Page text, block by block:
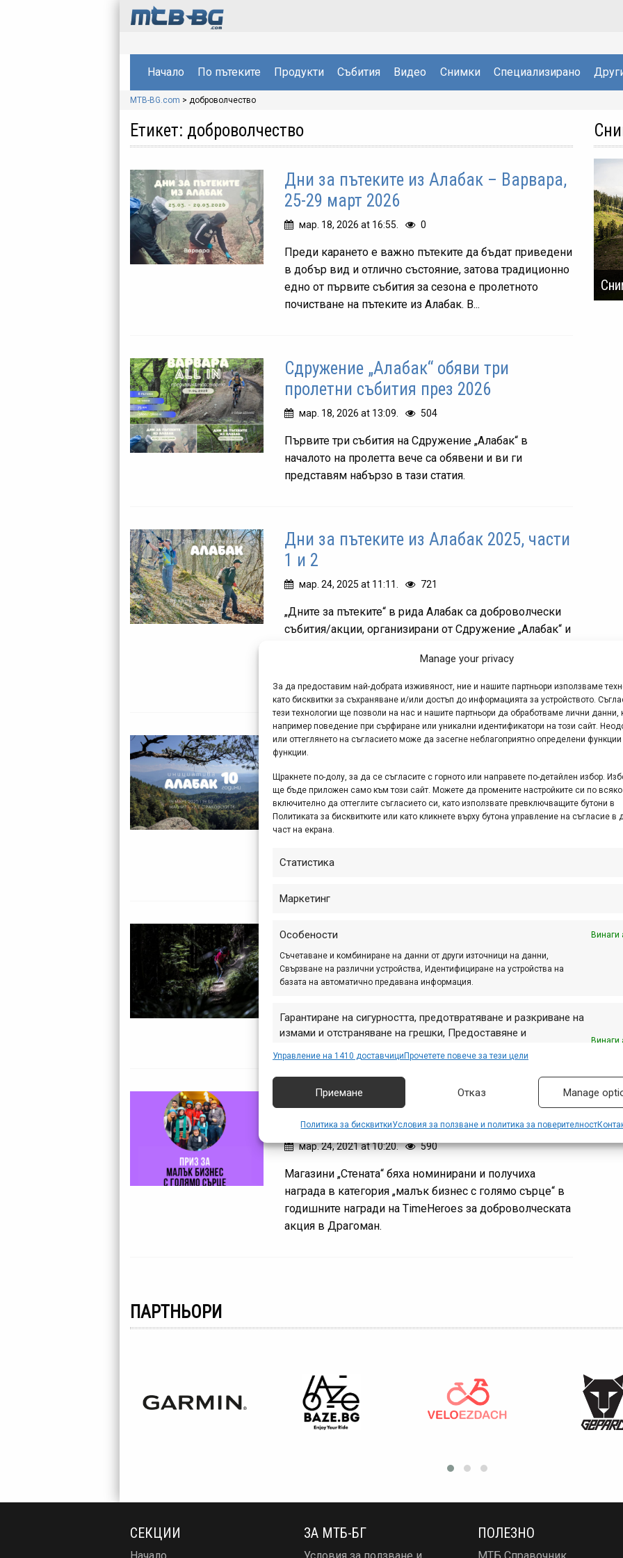
Manage your privacy
За да предоставим най-добрата изживяност, ние и нашите партньори използваме
като бисквитки за съхраняване и/или достъп до информацията за устройството.
тези технологии ще позволи на нас и нашите партньори да обработваме лични данни,
например поведение при сърфиране или уникални идентификатори на този сайт.
или оттеглянето на съгласието може да засегне неблагоприятно определени функции
функции.
Щракнете по-долу, за да се съгласите с горното или направете по-детайлен избор.
ще бъде приложен само към този сайт. Можете да промените настройките си по
включително да оттеглите съгласието си, като използвате превключващите бутони в
Политиката за бисквитките или като кликнете върху бутона управление на съгласие в
част на екрана.
Статистика
Маркетинг
Особености Винаги
Съчетаване и комбиниране на данни от други източници на данни,
Свързване на различни устройства, Идентифициране на устройства на
базата на автоматично предавана информация.
Гарантиране на сигурността, предотвратяване и разкриване на
измами и отстраняване на грешки, Предоставяне и
съобщаване на избори за поверителност.
Винаги
Управление на 1410 доставчици Прочетете повече за тези цели
Приемане Отказ Manage
Политика за бисквиткиУсловия за ползване и политика за поверителност
Начало По пътеките Продукти Събития Видео Снимки Специализирано
MTB-BG.com > доброволчество
Етикет: доброволчество
Дни за пътеките из Алабак – Варвара,
25-29 март 2026
мар. 18, 2026 at 16:55. 0
Преди карането е важно пътеките да бъдат приведени
в добър вид и отлично състояние, затова традиционно
едно от първите събития за сезона е пролетното
почистване на пътеките из Алабак. В...
Сдружение „Алабак“ обяви три
пролетни събития през 2026
мар. 18, 2026 at 13:09. 504
Първите три събития на Сдружение „Алабак“ в
началото на пролетта вече са обявени и ви ги
представям набързо в тази статия.
Дни за пътеките из Алабак 2025, части
1 и 2
мар. 24, 2025 at 11:11. 721
„Дните за пътеките“ в рида Алабак са доброволчески
събития/акции, организирани от Сдружение „Алабак“ и
на пътеките и туристическата инфраструктура в района
на Велинград и...
10 години Инициатива „Алабак“ и
мар. 17, 2025 at 13:07. 661
Тази пролет стават десет години, откакто бе поставено
началото на Инициатива „Алабак“. В тази връзка вижте
дейността на едноименното сдружение.
Take Care of Your Trails Витоша 2023
май 23, 2023 at 13:41. 479
Тази събота (27.05.2023 г.) на Витоша ще има събитие
част от кампанията Take Care Of Your Trails на IMBA
Europe.
Магазини „Стената“ с награда от Time
Heroes
мар. 24, 2021 at 10:20. 590
Магазини „Стената“ бяха номинирани и получиха
награда в категория „малък бизнес с голямо сърце“ в
годишните награди на TimeHeroes за доброволческата
акция в Драгоман.
ПАРТНЬОРИ
СЕКЦИИ ЗА МТБ-БГ ПОЛЕЗНО